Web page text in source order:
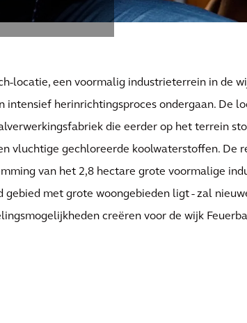
locatie, een voormalig industrieterrein in de
intensief herinrichtingsproces ondergaan. De
die eerder op het terrein
vluchtige gechloreerde koolwaterstoffen. De
van het 2,8 hectare grote voormalige
gebied met grote woongebieden ligt - zal
creëren voor de wijk